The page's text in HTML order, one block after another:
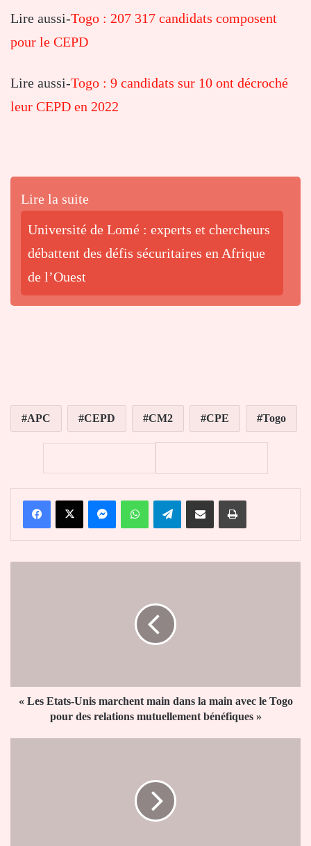
Lire aussi-Togo : 207 317 candidats composent
pour le CEPD
Lire aussi-Togo : 9 candidats sur 10 ont décroché
leur CEPD en 2022
Lire la suite
Université de Lomé : experts et chercheurs
débattent des défis sécuritaires en Afrique
de l’Ouest
APC CEPD CM2 CPE Togo
FacebookX MessengerWhatsAppTelegramPartager par email Imprimer
avec
« Les Etats-Unis marchent main dans la main avec le Togo
pour des relations mutuellement bénéfiques »